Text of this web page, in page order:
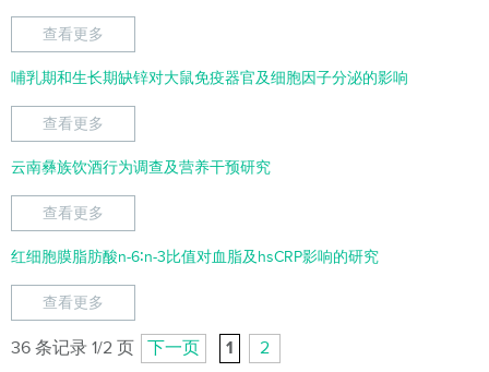
查看更多
哺乳期和生长期缺锌对大鼠免疫器官及细胞因子分泌的影响
查看更多
云南彝族饮酒行为调查及营养干预研究
查看更多
红细胞膜脂肪酸n-6∶n-3比值对血脂及hsCRP影响的研究
查看更多
36 条记录 1/2 页 下一页 1 2